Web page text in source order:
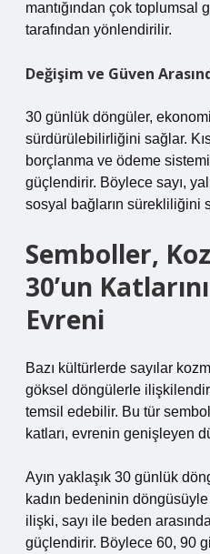
mantığından çok toplumsal
tarafından yönlendirilir.
Değişim ve Güven
30 günlük döngüler,
sürdürülebilirliğini sağlar.
borçlanma ve ödeme
güçlendirir. Böylece sayı,
sosyal bağların sürekliliğini
Semboller,
30’un
Evreni
Bazı kültürlerde sayılar
göksel döngülerle
temsil edebilir. Bu tür
katları, evrenin genişleyen
Ayın yaklaşık 30 günlük
kadın bedeninin
ilişki, sayı ile beden
güçlendirir. Böylece 60, 90